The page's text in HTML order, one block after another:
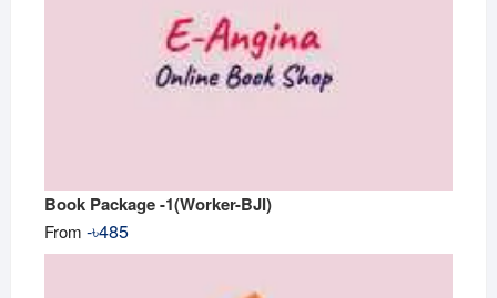
Book Package -1(Worker-BJI)
From -৳485